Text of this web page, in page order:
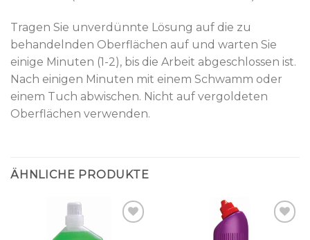
Tragen Sie unverdünnte Lösung auf die zu
behandelnden Oberflächen auf und warten Sie
einige Minuten (1-2), bis die Arbeit abgeschlossen ist.
Nach einigen Minuten mit einem Schwamm oder
einem Tuch abwischen. Nicht auf vergoldeten
Oberflächen verwenden.
ÄHNLICHE PRODUKTE